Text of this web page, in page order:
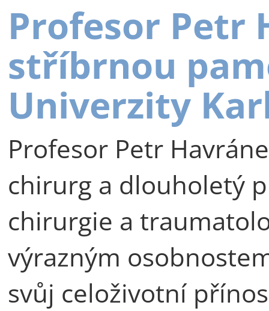
Profesor Petr
stříbrnou
Univerzity
Profesor Petr
chirurg a dlouholetý
chirurgie a
výrazným
svůj celoživotní